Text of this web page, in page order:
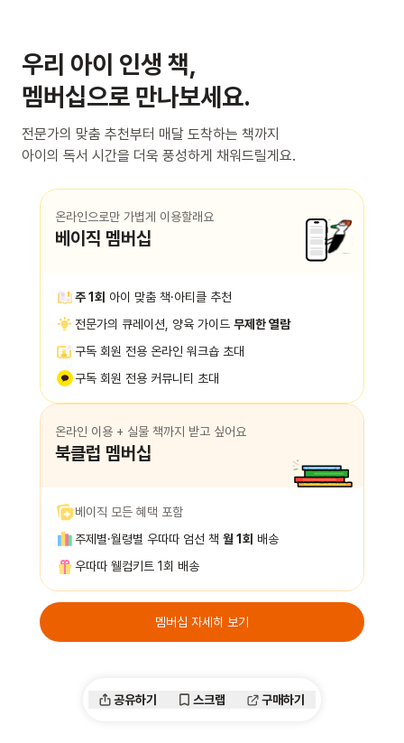
우리 아이 인생 책,
멤버십으로 만나보세요.
전문가의 맞춤 추천부터 매달 도착하는 책까지
아이의 독서 시간을 더욱 풍성하게 채워드릴게요.
온라인으로만 가볍게 이용할래요
베이직 멤버십
주 1회 아이 맞춤 책·아티클 추천
전문가의 큐레이션, 양육 가이드 무제한 열람
구독 회원 전용 온라인 워크숍 초대
구독 회원 전용 커뮤니티 초대
온라인 이용 + 실물 책까지 받고 싶어요
북클럽 멤버십
베이직 모든 혜택 포함
주제별·월령별 우따따 엄선 책 월 1회 배송
우따따 웰컴키트 1회 배송
멤버십 자세히 보기
공유하기 스크랩 구매하기